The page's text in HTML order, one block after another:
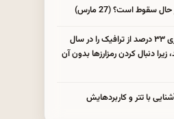
سقوط است؟ (27 مارس)
رسانه‌های بومی رمزنگاری ۳۳ درصد از ترافیک را در سال
زیرا دنبال کردن رمزارزها بدون آن
با تتر و کاربردهایش